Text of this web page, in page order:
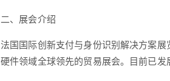
二、展会介绍
法国国际创新支付与身份识别解决方案
硬件领域全球领先的贸易展会。目前已